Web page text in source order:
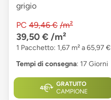
grigio
PC 49,46 € /m²
39,50 € /m²
1 Pacchetto: 1,67 m² a 65,97 €
Tempi di consegna: 17 Giorni
GRATUITO
CAMPIONE